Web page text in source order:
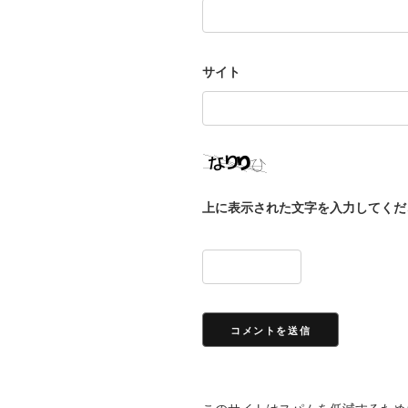
サイト
上に表示された文字を入力してく